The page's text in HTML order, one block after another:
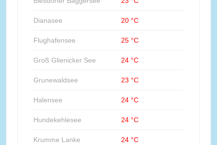
Dianasee 20 °C
Flughafensee 25 °C
Groß Glienicker See 24 °C
Grunewaldsee 23 °C
Halensee 24 °C
Hundekehlesee 24 °C
Krumme Lanke 24 °C